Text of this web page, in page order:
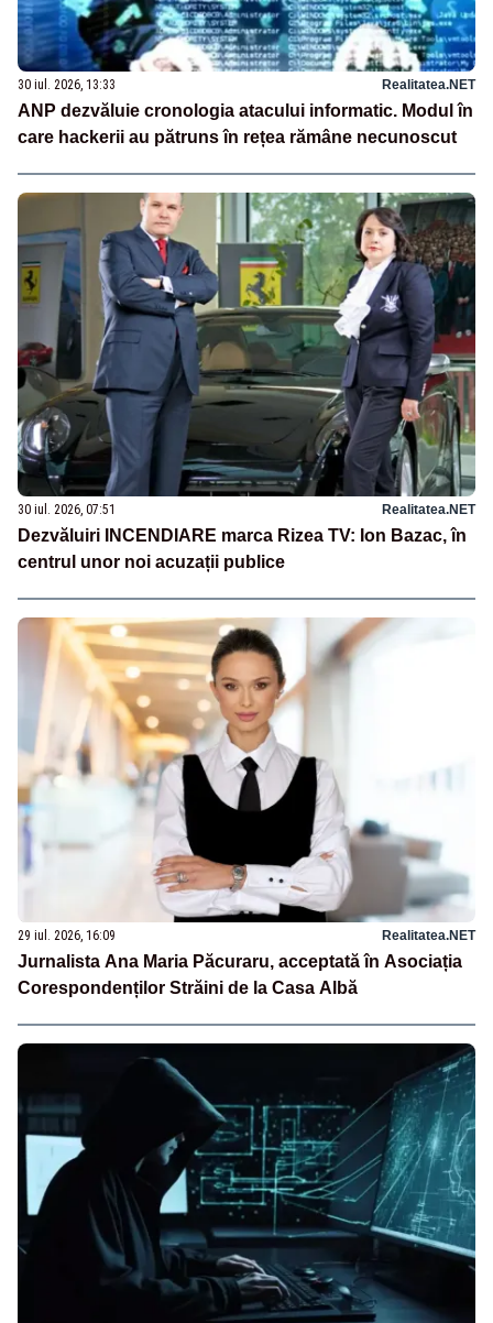
30 iul. 2026, 13:33 Realitatea.NET
ANP dezvăluie cronologia atacului informatic. Modul în
care hackerii au pătruns în rețea rămâne necunoscut
30 iul. 2026, 07:51 Realitatea.NET
Dezvăluiri INCENDIARE marca Rizea TV: Ion Bazac, în
centrul unor noi acuzații publice
29 iul. 2026, 16:09 Realitatea.NET
Jurnalista Ana Maria Păcuraru, acceptată în Asociația
Corespondenților Străini de la Casa Albă